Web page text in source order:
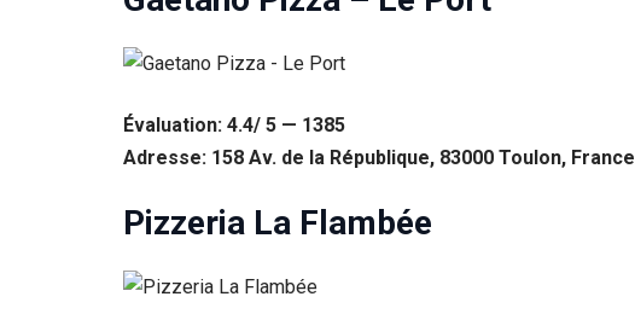
Évaluation: 4.4/ 5 — 1385
Adresse: 158 Av. de la République, 83000 Toulon, France
Pizzeria La Flambée